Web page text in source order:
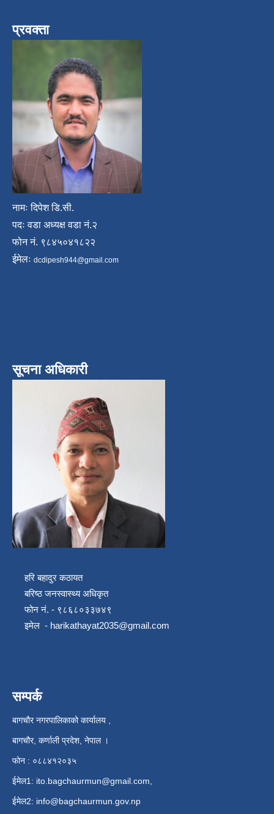
प्रवक्ता
नामः दिपेश डि.सी.
पदः वडा अध्यक्ष वडा नं.२
फोन नं. ९८४५०४१८२२
ईमेलः dcdipesh944@gmail.com
सूचना अधिकारी
हरि बहादुर कठायत
बरिष्ठ जनस्वास्थ्य अधिकृत
फोन नं. - ९८६८०३३७४९
इमेल - harikathayat2035@gmail.com
सम्पर्क
बागचौर नगरपालिकाको कार्यालय ,
बागचौर, कर्णाली प्रदेश, नेपाल ।
फोन : ०८८४१२०३५
ईमेल1: ito.bagchaurmun@gmail.com
ईमेल2: info@bagchaurmun.gov.np